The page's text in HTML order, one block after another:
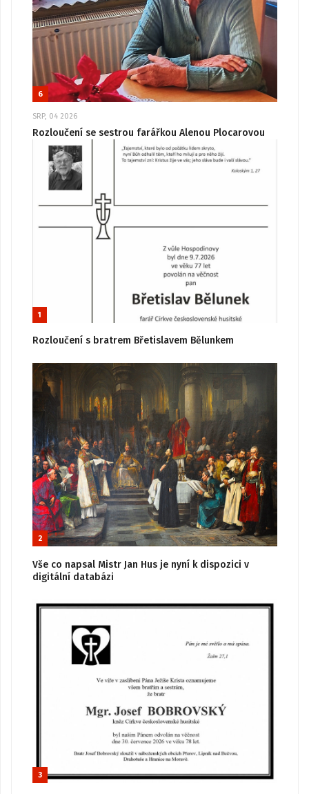
6
SRP, 04 2026
Rozloučení se sestrou farářkou Alenou Plocarovou
1
Rozloučení s bratrem Břetislavem Bělunkem
2
Vše co napsal Mistr Jan Hus je nyní k dispozici v
digitální databázi
3